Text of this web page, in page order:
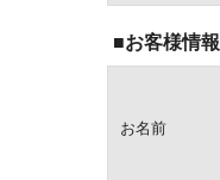
■お客様情報
お名前